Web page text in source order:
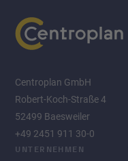
Centroplan GmbH
Robert-Koch-Straße 4
52499 Baesweiler
+49 2451 911 30-0
UNTERNEHMEN